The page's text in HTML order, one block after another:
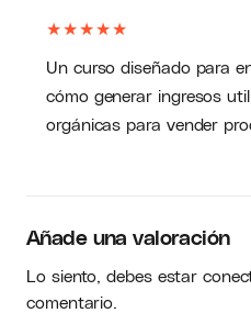
★★★★★
Un curso diseñado para
cómo generar ingresos
orgánicas para vender
Añade una valoración
Lo siento, debes estar
comentario.